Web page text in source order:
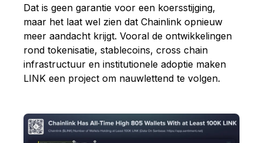
Dat is geen garantie voor een koersstijging,
maar het laat wel zien dat Chainlink opnieuw
meer aandacht krijgt. Vooral de ontwikkelingen
rond tokenisatie, stablecoins, cross chain
infrastructuur en institutionele adoptie maken
LINK een project om nauwlettend te volgen.